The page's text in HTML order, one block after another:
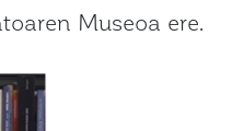
Museoa ere.